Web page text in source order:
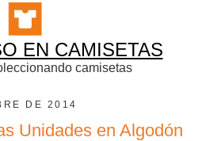
EN CAMISETAS
camisetas
DE 2014
Unidades en Algodón